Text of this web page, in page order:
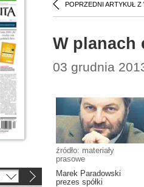
POPRZEDNI ARTYKUŁ Z
W planach
03 grudnia
źródło: materiały
prasowe
Marek Paradowski
prezes spółki